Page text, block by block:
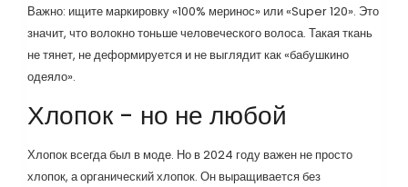
Важно: ищите маркировку «100% меринос» или «Super 120». Это
значит, что волокно тоньше человеческого волоса. Такая ткань
не тянет, не деформируется и не выглядит как «бабушкино
одеяло».
Хлопок - но не любой
Хлопок всегда был в моде. Но в 2024 году важен не просто
хлопок, а органический хлопок. Он выращивается без